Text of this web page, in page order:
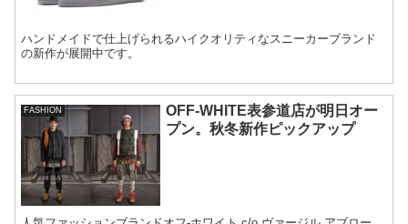
ハンドメイドで仕上げられるハイクオリティなスニーカーブランド
の新作が展開中です。
FASHION
OFF-WHITE表参道店が明日オー
プン。秋冬新作ピックアップ